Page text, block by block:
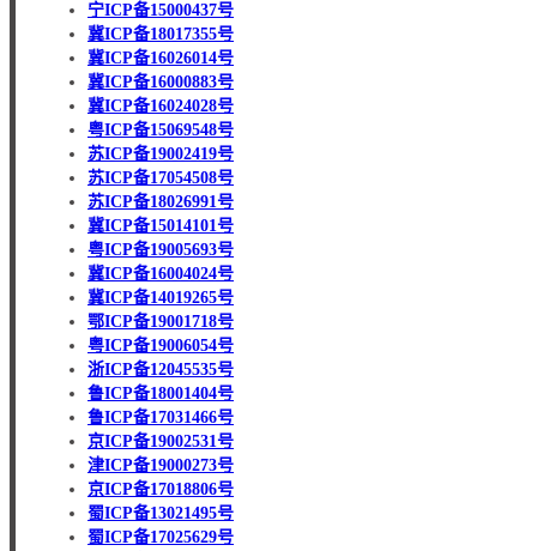
宁ICP备15000437号
冀ICP备18017355号
冀ICP备16026014号
冀ICP备16000883号
冀ICP备16024028号
粤ICP备15069548号
苏ICP备19002419号
苏ICP备17054508号
苏ICP备18026991号
冀ICP备15014101号
粤ICP备19005693号
冀ICP备16004024号
冀ICP备14019265号
鄂ICP备19001718号
粤ICP备19006054号
浙ICP备12045535号
鲁ICP备18001404号
鲁ICP备17031466号
京ICP备19002531号
津ICP备19000273号
京ICP备17018806号
蜀ICP备13021495号
蜀ICP备17025629号